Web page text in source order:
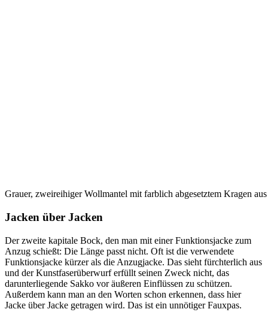
Grauer, zweireihiger Wollmantel mit farblich abgesetztem Kragen
Jacken über Jacken
Der zweite kapitale Bock, den man mit einer Funktionsjacke zum
Anzug schießt: Die Länge passt nicht. Oft ist die verwendete
Funktionsjacke kürzer als die Anzugjacke. Das sieht fürchterlich aus
und der Kunstfaserüberwurf erfüllt seinen Zweck nicht, das
darunterliegende Sakko vor äußeren Einflüssen zu schützen.
Außerdem kann man an den Worten schon erkennen, dass hier
Jacke über Jacke getragen wird. Das ist ein unnötiger Fauxpas.